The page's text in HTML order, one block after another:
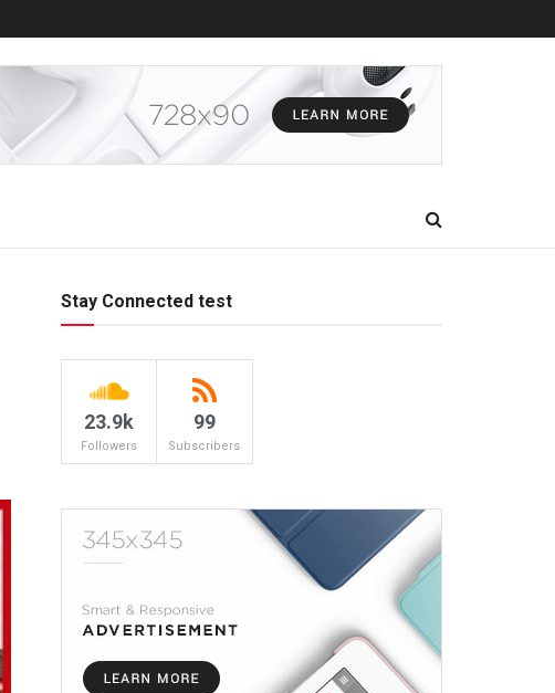
Stay Connected test
23.9k
Followers
99
Subscribers